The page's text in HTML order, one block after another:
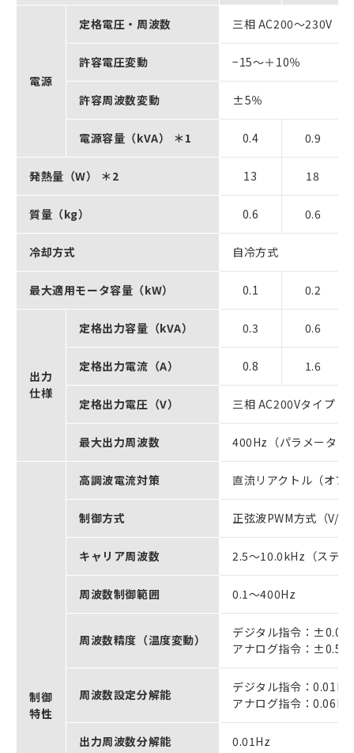
電源
定格電圧・周波数 三相 AC200～230V
許容電圧変動 −15～＋10％
許容周波数変動 ±5％
電源容量（kVA） ＊1 0.4 0.9
発熱量（W） ＊2 13 18
質量（kg） 0.6 0.6
冷却方式 自冷方式
最大適用モータ容量（kW） 0.1 0.2
出力
仕様
定格出力容量（kVA） 0.3 0.6
定格出力電流（A） 0.8 1.6
定格出力電圧（V） 三相 AC200Vタイプ：
最大出力周波数 400Hz（パラメータに
制御
特性
高調波電流対策 直流リアクトル（オプ
制御方式 正弦波PWM方式（V/f
キャリア周波数 2.5～10.0kHz（ステ
周波数制御範囲 0.1～400Hz
周波数精度（温度変動）
デジタル指令：
アナログ指令：±0.5
周波数設定分解能
デジタル指令：
アナログ指令：
出力周波数分解能 0.01Hz